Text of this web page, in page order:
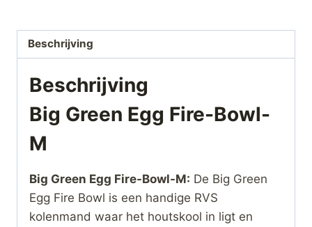
Beschrijving
Beschrijving
Big Green Egg Fire-Bowl-
M
Big Green Egg Fire-Bowl-M: De Big Green
Egg Fire Bowl is een handige RVS
kolenmand waar het houtskool in ligt en